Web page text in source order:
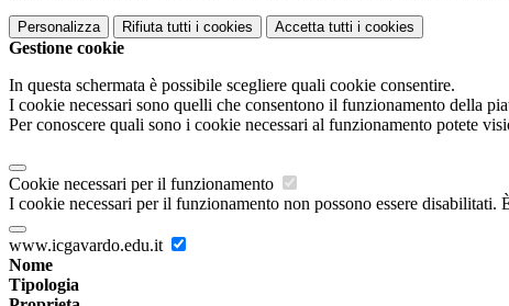
Personalizza Rifiuta tutti i cookies Accetta tutti i cookies
Gestione cookie
In questa schermata è possibile scegliere quali cookie consentire.
I cookie necessari sono quelli che consentono il funzionamento della
Per conoscere quali sono i cookie necessari al funzionamento potete
Cookie necessari per il funzionamento
I cookie necessari per il funzionamento non possono essere
www.icgavardo.edu.it
Nome
Tipologia